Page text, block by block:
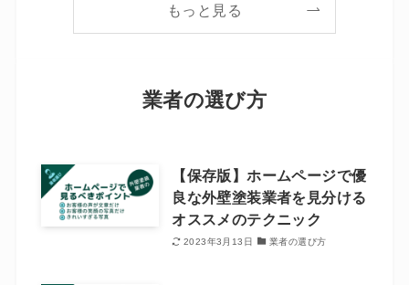
もっと見る
業者の選び方
【保存版】ホームページで優
良な外壁塗装業者を見分ける
オススメのテクニック
2023年3月13日 業者の選び方